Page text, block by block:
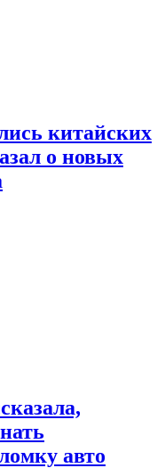
китайских
о новых
авто